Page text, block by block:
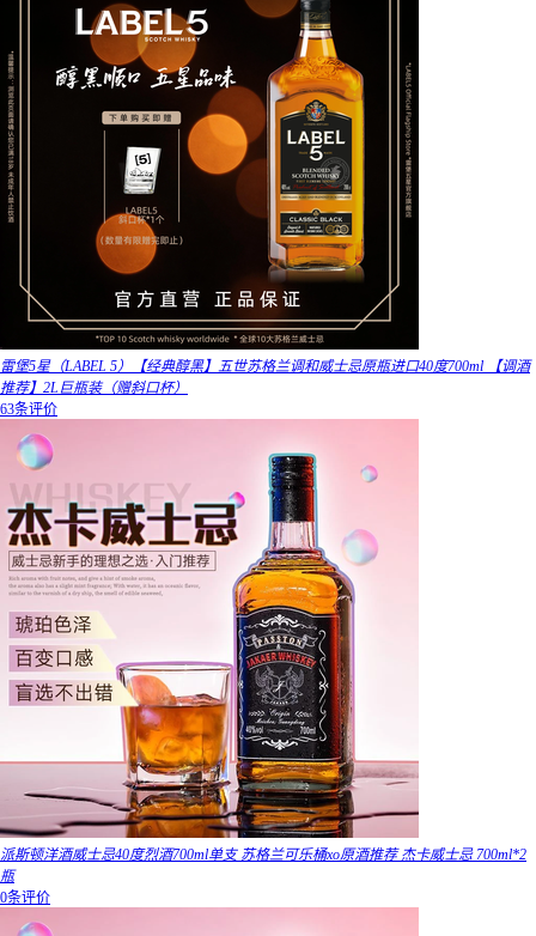
雷堡5星（LABEL 5）【经典醇黑】五世苏格兰调和威士忌原瓶进口40度700ml 【调酒
推荐】2L巨瓶装（赠斜口杯）
63条评价
派斯顿洋酒威士忌40度烈酒700ml单支 苏格兰可乐桶xo原酒推荐 杰卡威士忌 700ml*2
瓶
0条评价